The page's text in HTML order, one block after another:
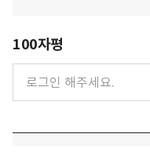
100자평